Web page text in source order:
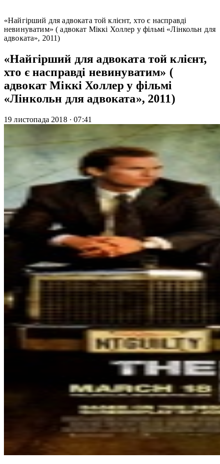
«Найгірший для адвоката той клієнт, хто є насправді
невинуватим» ( адвокат Міккі Холлер у фільмі «Лінкольн для
адвоката», 2011)
«Найгірший для адвоката той клієнт,
хто є насправді невинуватим» (
адвокат Міккі Холлер у фільмі
«Лінкольн для адвоката», 2011)
19 листопада 2018 · 07:41